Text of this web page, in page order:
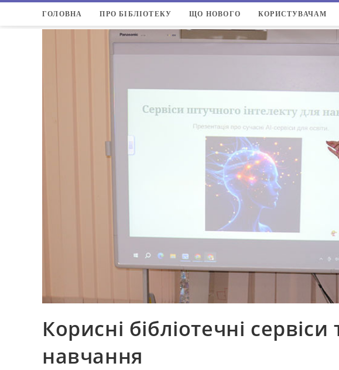
ГОЛОВНА ПРО БІБЛІОТЕКУ ЩО НОВОГО КОРИСТУВАЧАМ
Корисні бібліотечні
навчання